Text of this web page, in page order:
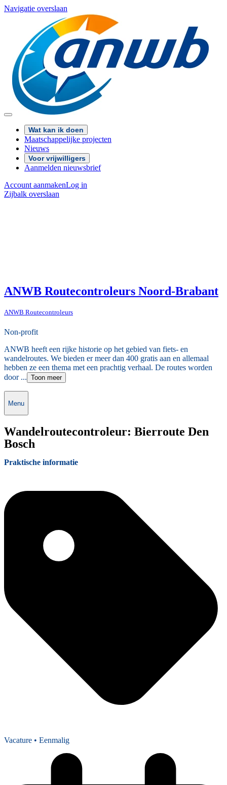
Navigatie overslaan
Wat kan ik doen
Maatschappelijke projecten
Nieuws
Voor vrijwilligers
Aanmelden nieuwsbrief
Account aanmakenLog in
Zijbalk overslaan
ANWB Routecontroleurs Noord-Brabant
ANWB Routecontroleurs
Non-profit
ANWB heeft een rijke historie op het gebied van fiets- en
wandelroutes. We bieden er meer dan 400 gratis aan en allemaal
hebben ze een thema met een prachtig verhaal. De routes worden
door ... Toon meer
Menu
Wandelroutecontroleur: Bierroute Den
Bosch
Praktische informatie
Vacature • Eenmalig